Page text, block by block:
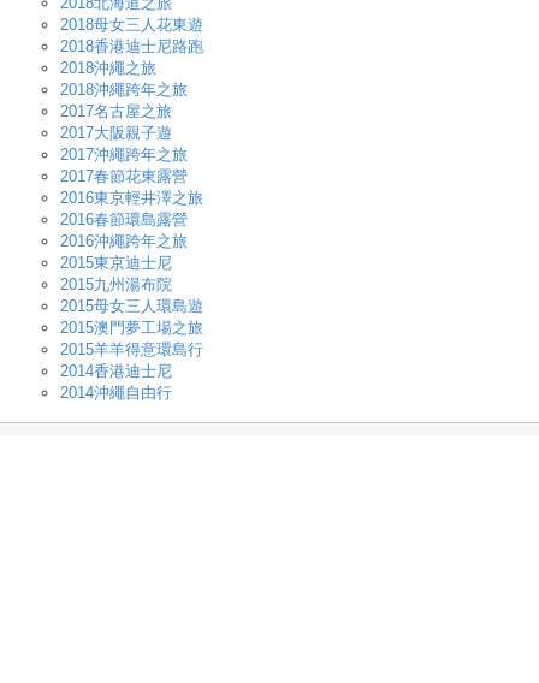
2018母女三人花東遊
2018香港迪士尼路跑
2018沖繩之旅
2018沖繩跨年之旅
2017名古屋之旅
2017大阪親子遊
2017沖繩跨年之旅
2017春節花東露營
2016東京輕井澤之旅
2016春節環島露營
2016沖繩跨年之旅
2015東京迪士尼
2015九州湯布院
2015母女三人環島遊
2015澳門夢工場之旅
2015羊羊得意環島行
2014香港迪士尼
2014沖繩自由行